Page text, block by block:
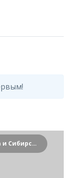
Криминальные новости Новосибирска и Сибирского региона